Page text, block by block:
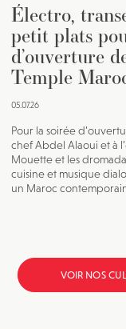
Électro,
petit plats
d’ouverture
Temple
05.07.26
Pour la soirée
chef Abdel Alaoui et à
Mouette et les
cuisine et musique
un Maroc
VOIR NOS